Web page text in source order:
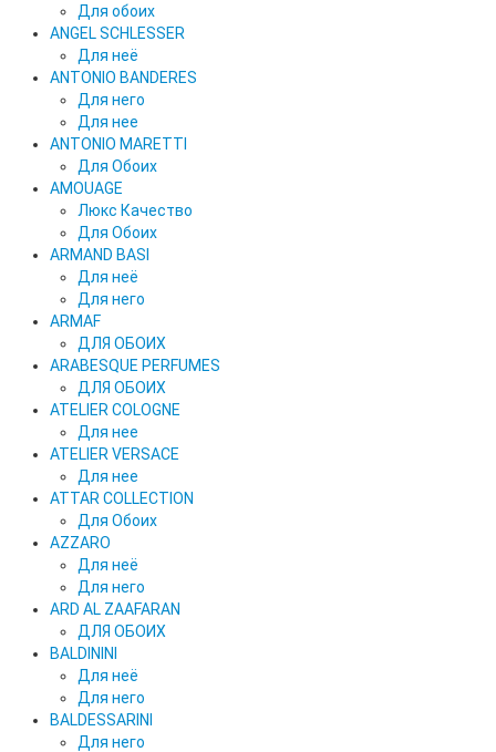
Для обоих
ANGEL SCHLESSER
Для неё
ANTONIO BANDERES
Для него
Для нее
ANTONIO MARETTI
Для Обоих
AMOUAGE
Люкс Качество
Для Обоих
ARMAND BASI
Для неё
Для него
ARMAF
ДЛЯ ОБОИХ
ARABESQUE PERFUMES
ДЛЯ ОБОИХ
ATELIER COLOGNE
Для нее
ATELIER VERSACE
Для нее
ATTAR COLLECTION
Для Обоих
AZZARO
Для неё
Для него
ARD AL ZAAFARAN
ДЛЯ ОБОИХ
BALDININI
Для неё
Для него
BALDESSARINI
Для него